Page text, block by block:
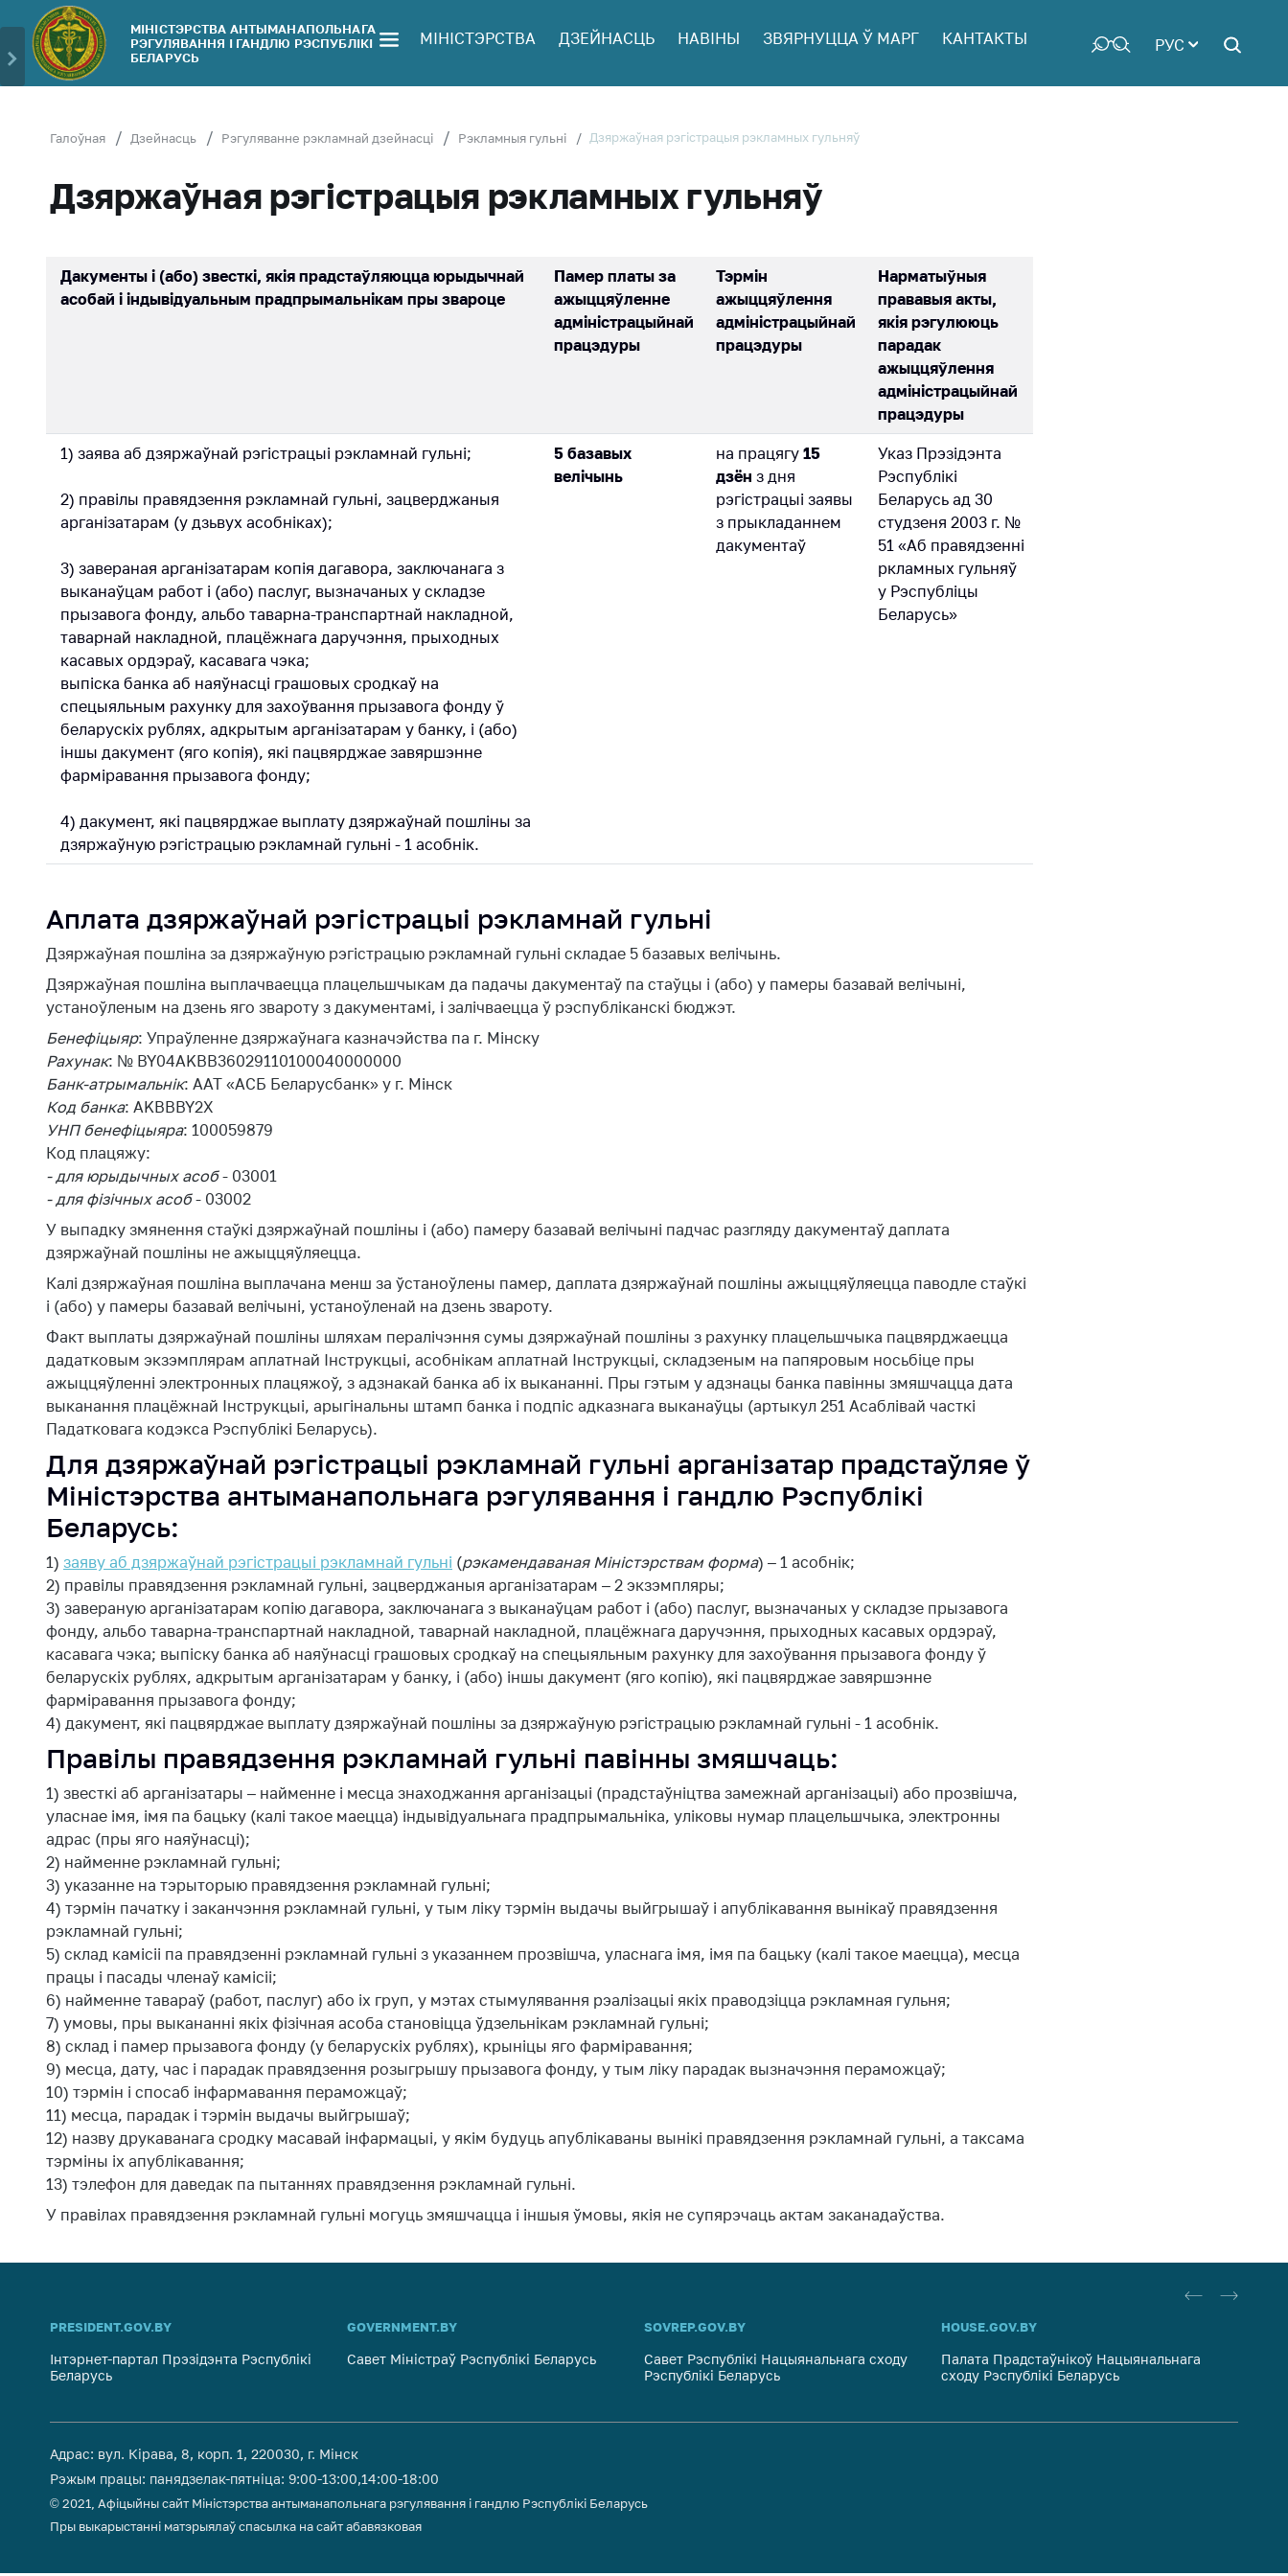
Міністэрства
Кіраўніцтва
Тэрытарыяльныя
Заканадаўства
кансультатыўны
савет
«Гермес»
Антыманапольнае
рэгуляванне і
канкурэнцыя
Рэгуляванне
гандлю
Абарона
правоў
спажыўцоў
Рэгуляванне
рэкламнай
дзейнасці
кантроль
закупак
нетарыфнага
рэгулявання
Біржавы
гандаль
Навіны
Звярнуцца ў
МАРГ
прыем
асоб
Прамая
Гарачая лінія
Паведаміць аб
лекі і
медыцынскія
Кантакты
Адрас і рэжым
працы
Прыёмная
Міністра
Гарачая лінія
Прэс-служба
дзяржаўны
орган
Дзяржаўны
рэестр
гаспадарчых
суб'ектаў, якія
займаюць
дамінуючае
становішча на
таварных
рынках
МІНІСТЭРСТВА АНТЫМАНАПОЛЬНАГА
РЭГУЛЯВАННЯ І ГАНДЛЮ РЭСПУБЛIКI
БЕЛАРУСЬ
МІНІСТЭРСТВА ДЗЕЙНАСЦЬ НАВІНЫ ЗВЯРНУЦЦА Ў МАРГ КАНТАКТЫ РУС
Галоўная Дзейнасць Рэгуляванне рэкламнай дзейнасці Рэкламныя гульні Дзяржаўная рэгістрацыя рэкламных гульняў
Дзяржаўная рэгістрацыя рэкламных гульняў
Дакументы і (або) звесткі, якія прадстаўляюцца юрыдычнай
асобай і індывідуальным прадпрымальнікам пры звароце
Памер платы за
ажыццяўленне
адміністрацыйнай
працэдуры
Тэрмін
ажыццяўлення
адміністрацыйнай
працэдуры
Нарматыўныя
прававыя акты,
якія рэгулююць
парадак
ажыццяўлення
адміністрацыйнай
працэдуры
1) заява аб дзяржаўнай рэгістрацыі рэкламнай гульні;
2) правілы правядзення рэкламнай гульні, зацверджаныя
арганізатарам (у дзьвух асобніках);
3) завераная арганізатарам копія дагавора, заключанага з
выканаўцам работ і (або) паслуг, вызначаных у складзе
прызавога фонду, альбо таварна-транспартнай накладной,
таварнай накладной, плацёжнага даручэння, прыходных
касавых ордэраў, касавага чэка;
выпіска банка аб наяўнасці грашовых сродкаў на
спецыяльным рахунку для захоўвання прызавога фонду ў
беларускіх рублях, адкрытым арганізатарам у банку, і (або)
іншы дакумент (яго копія), які пацвярджае завяршэнне
фармiравання прызавога фонду;
4) дакумент, які пацвярджае выплату дзяржаўнай пошліны за
дзяржаўную рэгістрацыю рэкламнай гульні - 1 асобнік.
5 базавых
велічынь
на працягу 15
дзён з дня
рэгістрацыі заявы
з прыкладаннем
дакументаў
Указ Прэзідэнта
Рэспублікі
Беларусь ад 30
студзеня 2003 г. №
51 «Аб правядзенні
ркламных гульняў
у Рэспубліцы
Беларусь»
Аплата дзяржаўнай рэгістрацыі рэкламнай гульні
Дзяржаўная пошліна за дзяржаўную рэгістрацыю рэкламнай гульні складае 5 базавых велічынь.
Дзяржаўная пошліна выплачваецца плацельшчыкам да падачы дакументаў па стаўцы і (або) у памеры базавай велічыні,
устаноўленым на дзень яго звароту з дакументамі, і залічваецца ў рэспубліканскі бюджэт.
Бенефіцыяр: Упраўленне дзяржаўнага казначэйства па г. Мінску
Рахунак: № BY04AKBB36029110100040000000
Банк-атрымальнік: ААТ «АСБ Беларусбанк» у г. Мінск
Код банка: AKBBBY2X
УНП бенефіцыяра: 100059879
Код плацяжу:
- для юрыдычных асоб- 03001
- для фізічных асоб- 03002
У выпадку змянення стаўкі дзяржаўнай пошліны і (або) памеру базавай велічыні падчас разгляду дакументаў даплата
дзяржаўнай пошліны не ажыццяўляецца.
Калі дзяржаўная пошліна выплачана менш за ўстаноўлены памер, даплата дзяржаўнай пошліны ажыццяўляецца паводле стаўкі
і (або) у памеры базавай велічыні, устаноўленай на дзень звароту.
Факт выплаты дзяржаўнай пошліны шляхам пералічэння сумы дзяржаўнай пошліны з рахунку плацельшчыка пацвярджаецца
дадатковым экзэмплярам аплатнай Інструкцыі, асобнікам аплатнай Інструкцыі, складзеным на папяровым носьбіце пры
ажыццяўленні электронных плацяжоў, з адзнакай банка аб іх выкананні. Пры гэтым у адзнацы банка павінны змяшчацца дата
выканання плацёжнай Інструкцыі, арыгінальны штамп банка і подпіс адказнага выканаўцы (артыкул 251 Асаблівай часткі
Падатковага кодэкса Рэспублікі Беларусь).
Для дзяржаўнай рэгістрацыі рэкламнай гульні арганізатар прадстаўляе ў
Міністэрства антыманапольнага рэгулявання і гандлю Рэспублікі
Беларусь:
1) заяву аб дзяржаўнай рэгістрацыі рэкламнай гульні (рэкамендаваная Міністэрствам форма) – 1 асобнік;
2) правілы правядзення рэкламнай гульні, зацверджаныя арганізатарам – 2 экзэмпляры;
3) завераную арганізатарам копію дагавора, заключанага з выканаўцам работ і (або) паслуг, вызначаных у складзе прызавога
фонду, альбо таварна-транспартнай накладной, таварнай накладной, плацёжнага даручэння, прыходных касавых ордэраў,
касавага чэка; выпіску банка аб наяўнасці грашовых сродкаў на спецыяльным рахунку для захоўвання прызавога фонду ў
беларускіх рублях, адкрытым арганізатарам у банку, і (або) іншы дакумент (яго копію), які пацвярджае завяршэнне
фармiравання прызавога фонду;
4) дакумент, які пацвярджае выплату дзяржаўнай пошліны за дзяржаўную рэгістрацыю рэкламнай гульні - 1 асобнік.
Правілы правядзення рэкламнай гульні павінны змяшчаць:
1) звесткi аб арганiзатары – найменне і месца знаходжання арганізацыі (прадстаўніцтва замежнай арганізацыі) або прозвішча,
уласнае імя, імя па бацьку (калі такое маецца) індывідуальнага прадпрымальніка, уліковы нумар плацельшчыка, электронны
адрас (пры яго наяўнасці);
2) найменне рэкламнай гульні;
3) указанне на тэрыторыю правядзення рэкламнай гульні;
4) тэрмін пачатку і заканчэння рэкламнай гульні, у тым ліку тэрмін выдачы выйгрышаў і апублікавання вынікаў правядзення
рэкламнай гульні;
5) склад камісіі па правядзенні рэкламнай гульні з указаннем прозвішча, уласнага імя, імя па бацьку (калі такое маецца), месца
працы і пасады членаў камісіі;
6) найменне тавараў (работ, паслуг) або іх груп, у мэтах стымулявання рэалізацыі якіх праводзіцца рэкламная гульня;
7) умовы, пры выкананні якіх фізічная асоба становіцца ўдзельнікам рэкламнай гульні;
8) склад і памер прызавога фонду (у беларускіх рублях), крыніцы яго фарміравання;
9) месца, дату, час і парадак правядзення розыгрышу прызавога фонду, у тым ліку парадак вызначэння пераможцаў;
10) тэрмін і спосаб інфармавання пераможцаў;
11) месца, парадак і тэрмін выдачы выйгрышаў;
12) назву друкаванага сродку масавай інфармацыі, у якім будуць апублікаваны вынікі правядзення рэкламнай гульні, а таксама
тэрміны іх апублікавання;
13) тэлефон для даведак па пытаннях правядзення рэкламнай гульні.
У правілах правядзення рэкламнай гульнi могуць змяшчацца i iншыя ўмовы, якiя не супярэчаць актам заканадаўства.
PRESIDENT.GOV.BY
Інтэрнет-партал Прэзідэнта Рэспублікі
Беларусь
GOVERNMENT.BY
Савет Міністраў Рэспублікі Беларусь
SOVREP.GOV.BY
Савет Рэспублікі Нацыянальнага сходу
Рэспублікі Беларусь
HOUSE.GOV.BY
Палата Прадстаўнікоў Нацыянальнага
сходу Рэспублікі Беларусь
Адрас: вул. Кірава, 8, корп. 1, 220030, г. Мінск
Рэжым працы: панядзелак-пятніца: 9:00-13:00,14:00-18:00
© 2021, Афіцыйны сайт Міністэрства антыманапольнага рэгулявання і гандлю Рэспублікі Беларусь
Пры выкарыстанні матэрыялаў спасылка на сайт абавязковая